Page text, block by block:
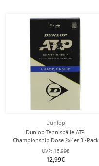
Dunlop
Dunlop Tennisbälle ATP
Championship Dose 2x4er Bi-Pack
UVP: 15,99€
12,99€